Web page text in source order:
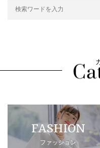
FASHION
ファッション